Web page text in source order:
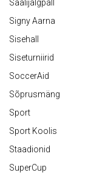
Saalijalgpall
Signy Aarna
Sisehall
Siseturniirid
SoccerAid
Sõprusmäng
Sport
Sport Koolis
Staadionid
SuperCup